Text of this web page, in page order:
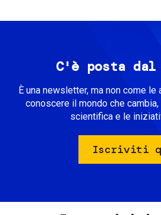
C'è posta dal
È una newsletter, ma non come le
conoscere il mondo che
scientifica e le
Iscriviti